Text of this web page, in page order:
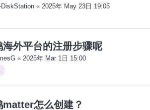
DiskStation « 2025年 May 23日 19:05
海外平台的注册步骤呢
« 2025年 Mar 1日 15:00
matter怎么创建？